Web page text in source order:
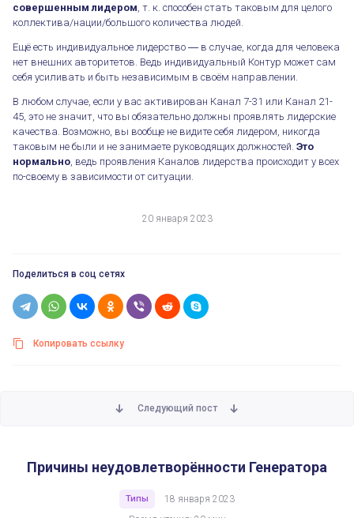
совершенным лидером , т. к. способен стать таковым для целого
коллектива/нации/большого количества людей.
Ещё есть индивидуальное лидерство ― в случае, когда для человека
нет внешних авторитетов. Ведь индивидуальный Контур может сам
себя усиливать и быть независимым в своём направлении.
В любом случае, если у вас активирован Канал 7-31 или Канал 21-
45, это не значит, что вы обязательно должны проявлять лидерские
качества. Возможно, вы вообще не видите себя лидером, никогда
таковым не были и не занимаете руководящих должностей. Это
нормально , ведь проявления Каналов лидерства происходит у всех
по-своему в зависимости от ситуации.
20 января 2023
Поделиться в соц сетях
Копировать ссылку
Следующий пост
Причины неудовлетворённости Генератора
Типы
18 января 2023